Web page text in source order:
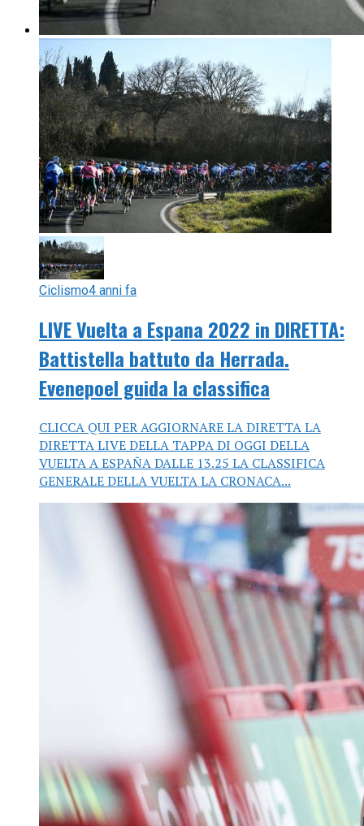
Ciclismo4 anni fa
LIVE Vuelta a Espana 2022 in DIRETTA:
Battistella battuto da Herrada.
Evenepoel guida la classifica
CLICCA QUI PER AGGIORNARE LA DIRETTA LA
DIRETTA LIVE DELLA TAPPA DI OGGI DELLA
VUELTA A ESPAÑA DALLE 13.25 LA CLASSIFICA
GENERALE DELLA VUELTA LA CRONACA...